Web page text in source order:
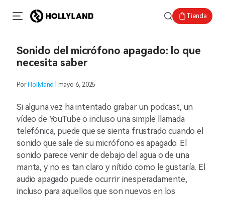
Tienda
Sonido del micrófono apagado: lo que
necesita saber
Por Hollyland | mayo 6, 2025
Si alguna vez ha intentado grabar un podcast, un
vídeo de YouTube o incluso una simple llamada
telefónica, puede que se sienta frustrado cuando el
sonido que sale de su micrófono es apagado. El
sonido parece venir de debajo del agua o de una
manta, y no es tan claro y nítido como le gustaría. El
audio apagado puede ocurrir inesperadamente,
incluso para aquellos que son nuevos en los